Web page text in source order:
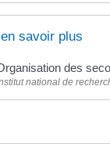
savoir plus
des
national de